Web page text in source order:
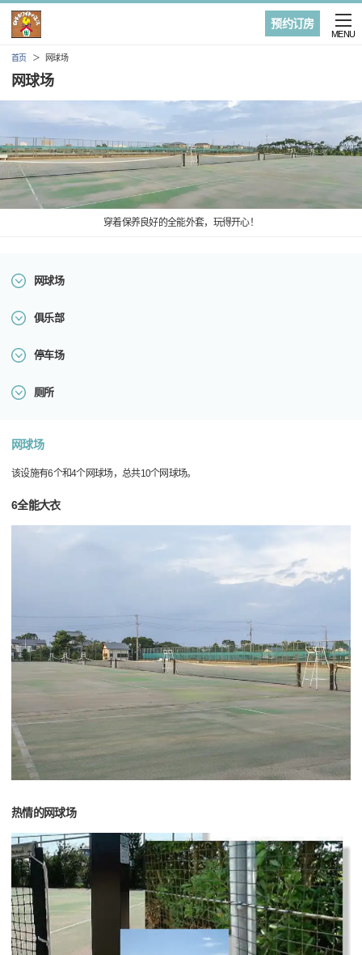
预约订房
MENU
首页 网球场
网球场
穿着保养良好的全能外套，玩得开心！
网球场
俱乐部
停车场
厕所
网球场
该设施有6个和4个网球场，总共10个网球场。
6全能大衣
热情的网球场